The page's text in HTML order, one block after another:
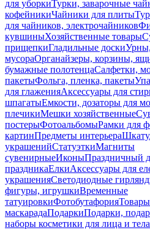
для уборкиТурки, заварочные
кофейникиЧайники для плиты
для чайников, электрочайников
кувшиныХозяйственные товары
прищепкиГладильные доски
мусораОрганайзеры, корзины,
бумажные полотенцаСалфетки,
пакетыФольга, пленка, пакеты
для глаженияАксессуары для
шпагатыЕмкости, дозаторы для
плечикиМешки хозяйственные
постерыФотоальбомыРамки для
картинПредметы интерьера
украшенийСтатуэткиМагниты
сувенирныеИконыПраздничный
праздникаЕлкиАксессуары для
украшенияСветодиодные
фигуры, игрушкиВременные
татуировкиФотобутафория
маскарадаПодаркиПодарки,
наборы косметики для лица и тела